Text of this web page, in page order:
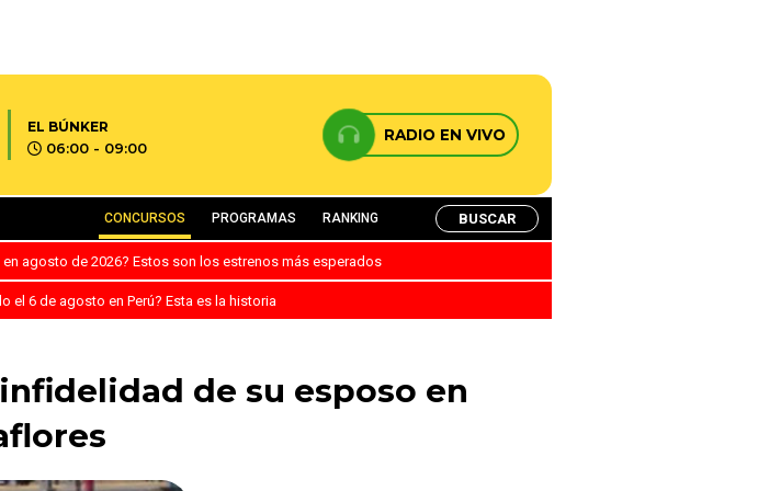
EL BÚNKER
06:00 - 09:00
RADIO EN VIVO
CONCURSOS PROGRAMAS RANKING BUSCAR
en agosto de 2026? Estos son los estrenos más esperados
el 6 de agosto en Perú? Esta es la historia
de su esposo en